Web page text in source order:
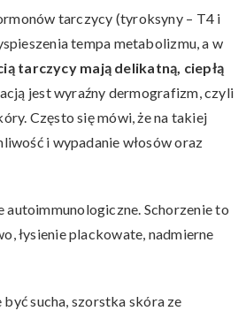
tarczycy (tyroksyny – T4 i
tempa metabolizmu, a w
tarczycy mają delikatną, ciepłą
jest wyraźny dermografizm, czyli
Często się mówi, że na takiej
i wypadanie włosów oraz
autoimmunologiczne. Schorzenie to
łysienie plackowate, nadmierne
sucha, szorstka skóra ze